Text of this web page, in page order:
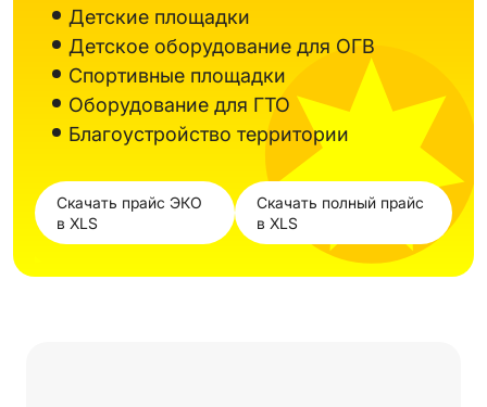
Детские площадки
Детское оборудование для ОГВ
Спортивные площадки
Оборудование для ГТО
Благоустройство территории
Скачать прайс ЭКО
в XLS
Скачать полный прайс
в XLS